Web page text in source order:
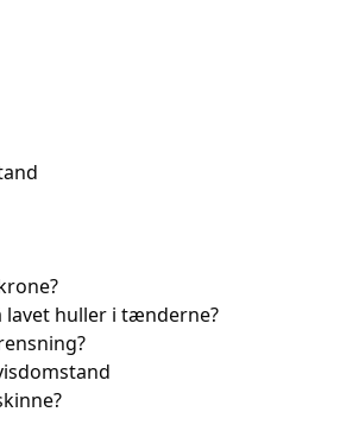
lavet huller i tænderne?